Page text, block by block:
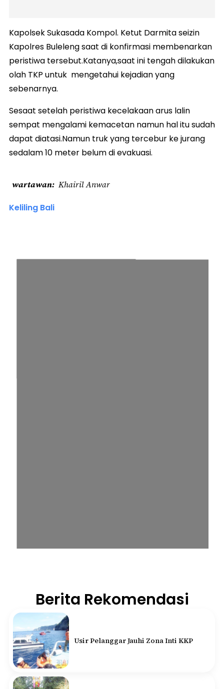
Kapolsek Sukasada Kompol. Ketut Darmita seizin
Kapolres Buleleng saat di konfirmasi membenarkan
peristiwa tersebut.Katanya,saat ini tengah dilakukan
olah TKP untuk mengetahui kejadian yang
sebenarnya.
Sesaat setelah peristiwa kecelakaan arus lalin
sempat mengalami kemacetan namun hal itu sudah
dapat diatasi.Namun truk yang tercebur ke jurang
sedalam 10 meter belum di evakuasi.
wartawan Khairil Anwar
Keliling Bali
Berita Rekomendasi
Usir Pelanggar Jauhi Zona Inti KKP